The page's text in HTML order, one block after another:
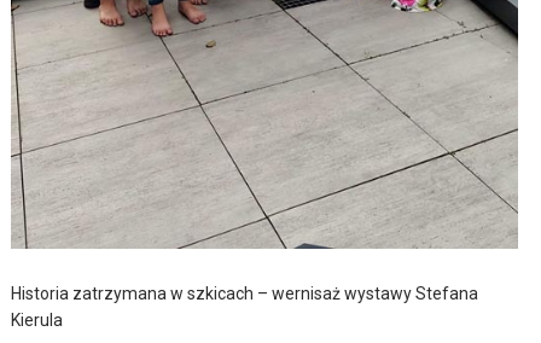
Historia zatrzymana w szkicach – wernisaż wystawy Stefana
Kierula